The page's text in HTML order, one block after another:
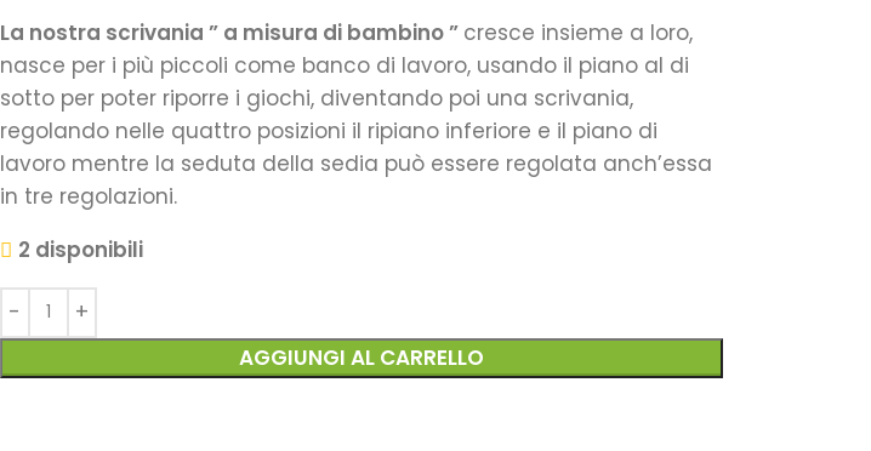
La nostra scrivania ” a misura di bambino ” cresce insieme a loro,
nasce per i più piccoli come banco di lavoro, usando il piano al di
sotto per poter riporre i giochi, diventando poi una scrivania,
regolando nelle quattro posizioni il ripiano inferiore e il piano di
lavoro mentre la seduta della sedia può essere regolata anch’essa
in tre regolazioni.
2 disponibili
AGGIUNGI AL CARRELLO